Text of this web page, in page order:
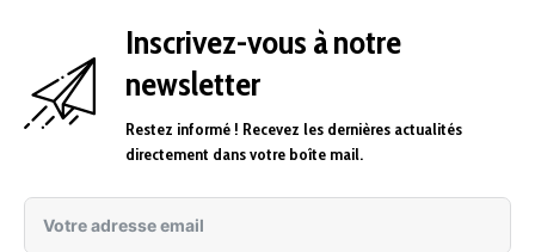
Inscrivez-vous à notre
newsletter
Restez informé ! Recevez les dernières actualités
directement dans votre boîte mail.